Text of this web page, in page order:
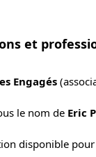
et
Engagés
le nom de Eric
disponible pour